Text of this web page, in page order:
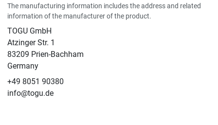
The manufacturing information includes the address and related
information of the manufacturer of the product.
TOGU GmbH
Atzinger Str. 1
83209 Prien-Bachham
Germany
+49 8051 90380
info@togu.de